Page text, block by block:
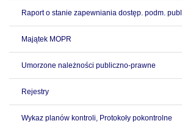
Raport o stanie zapewniania dostęp. podm.
Majątek MOPR
Umorzone należności publiczno-prawne
Rejestry
Wykaz planów kontroli, Protokoły pokontrolne